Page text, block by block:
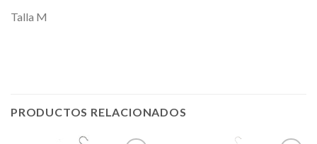
Talla M
PRODUCTOS RELACIONADOS